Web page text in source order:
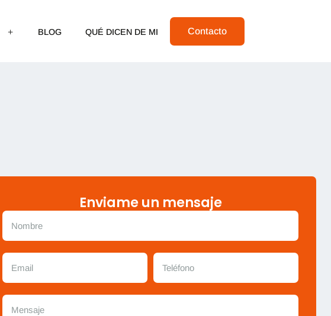
BLOG QUÉ DICEN DE MI Contacto
Enviame un mensaje